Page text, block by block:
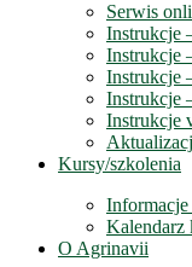
Serwis
Instrukcje
Instrukcje
Instrukcje
Instrukcje
Instrukcje
Kursy/szkolenia
Informacje
Kalendarz
O Agrinavii